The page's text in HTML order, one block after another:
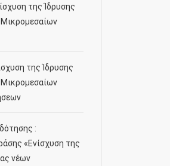
της Ίδρυσης
Μικρομεσαίων
της Ίδρυσης
Μικρομεσαίων
:
«Ενίσχυση της
νέων